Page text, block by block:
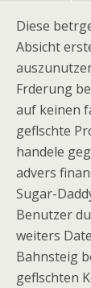
Diese
Absicht
Frderung
auf keinen
geflschte
handele
advers
Sugar-
Benutzer
weiters
Bahnsteig
geflschten